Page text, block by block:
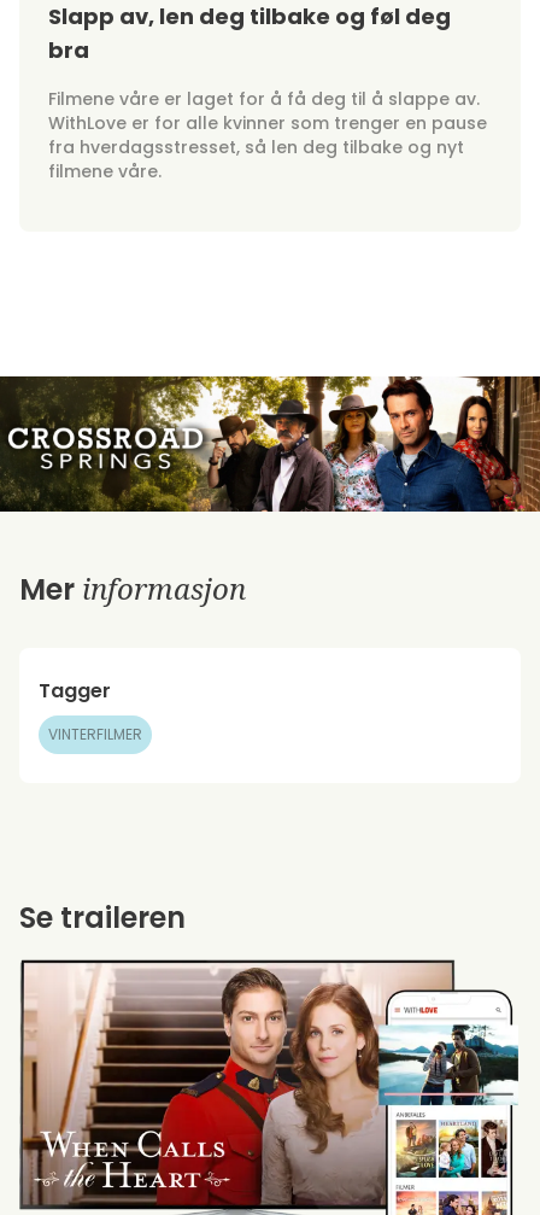
Slapp av, len deg tilbake og føl deg
bra
Filmene våre er laget for å få deg til å slappe av.
WithLove er for alle kvinner som trenger en pause
fra hverdagsstresset, så len deg tilbake og nyt
filmene våre.
Mer informasjon
Tagger
VINTERFILMER
Se traileren